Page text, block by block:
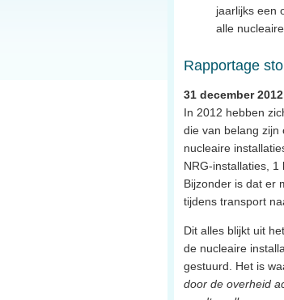
jaarlijks een
alle
Rapportage
31 december 2012
In 2012 hebben
die van belang zijn
nucleaire
NRG-installaties, 1
Bijzonder is dat er
tijdens transport
Dit alles blijkt uit
de nucleaire
gestuurd. Het is
door de overheid